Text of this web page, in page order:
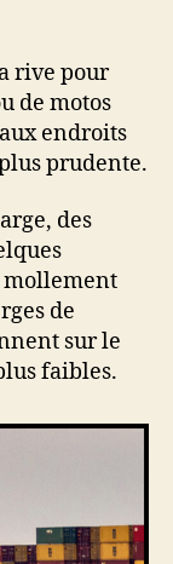
rive pour
de motos
endroits
prudente.
des
mollement
de
sur le
faibles.